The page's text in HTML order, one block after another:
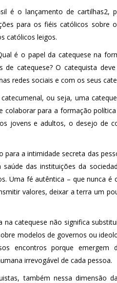
é o lançamento de cartilhas2,
para os fiéis católicos sobre
católicos leigos.
é o papel da catequese na
catequese? O catequista
redes sociais e com os seus
ou seja, uma
para a formação
jovens e adultos, o desejo de
a intimidade secreta das
das instituições da
Uma fé autêntica – que nunca é
valores, deixar a terra um
catequese não significa
modelos de governos ou
encontros porque emergem
irrevogável de cada pessoa.
também nessa dimensão